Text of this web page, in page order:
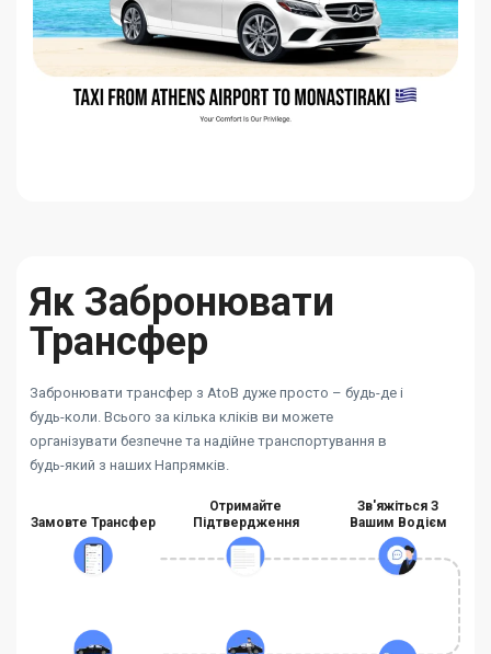
Як Забронювати
Трансфер
Забронювати трансфер з AtoB дуже просто – будь-де і
будь-коли. Всього за кілька кліків ви можете
організувати безпечне та надійне транспортування в
будь-який з наших Напрямків.
Замовте Трансфер
Отримайте
Підтвердження
Зв'яжіться З
Вашим Водієм